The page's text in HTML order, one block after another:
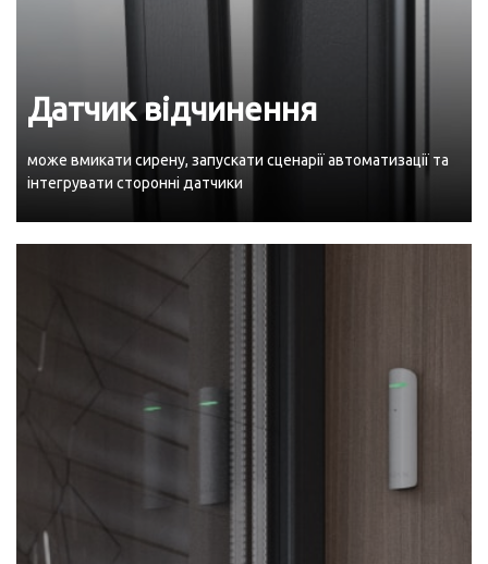
Датчик відчинення
може вмикати сирену, запускати сценарії автоматизації та
інтегрувати сторонні датчики